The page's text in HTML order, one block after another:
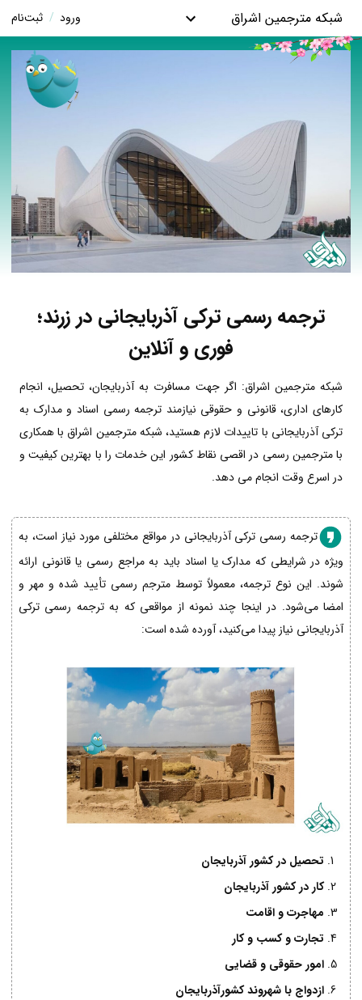
شبکه مترجمین اشراق ورود / ثبت‌نام
ترجمه رسمی ترکی آذربایجانی در زرند؛
فوری و آنلاین
شبکه مترجمین اشراق: اگر جهت مسافرت به آذربایجان، تحصیل، انجام
کارهای اداری، قانونی و حقوقی نیازمند ترجمه رسمی اسناد و مدارک به
ترکی آذربایجانی با تاییدات لازم هستید، شبکه مترجمین اشراق با همکاری
با مترجمین رسمی در اقصی نقاط کشور این خدمات را با بهترین کیفیت و
در اسرع وقت انجام می دهد.
ترجمه رسمی ترکی آذربایجانی در مواقع مختلفی مورد نیاز است، به
ویژه در شرایطی که مدارک یا اسناد باید به مراجع رسمی یا قانونی ارائه
شوند. این نوع ترجمه، معمولاً توسط مترجم رسمی تأیید شده و مهر و
امضا می‌شود. در اینجا چند نمونه از مواقعی که به ترجمه رسمی ترکی
آذربایجانی نیاز پیدا می‌کنید، آورده شده است:
تحصیل در کشور آذربایجان
کار در کشور آذربایجان
مهاجرت و اقامت
تجارت و کسب و کار
امور حقوقی و قضایی
ازدواج با شهروند کشورآذربایجان